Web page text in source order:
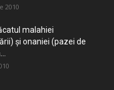
2010
malahiei
şi onaniei (pazei de